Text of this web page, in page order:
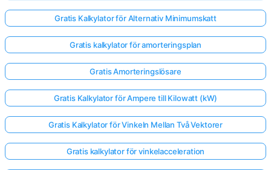
Gratis Kalkylator för Alternativ Minimumskatt
Gratis kalkylator för amorteringsplan
Gratis Amorteringslösare
Gratis Kalkylator för Ampere till Kilowatt (kW)
Gratis Kalkylator för Vinkeln Mellan Två Vektorer
Gratis kalkylator för vinkelacceleration